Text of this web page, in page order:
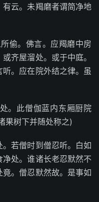
云。未羯磨者谓简净地
偷。佛言。应羯磨中房
齐屋溜处。或于中庭。
。应在院外结之律。虽
。此僧伽蓝内东厢厨院
果树下并随处称之)
若僧时到僧忍听。白如
处。谁诸长老忍默然不
。僧忍默然故。是事如